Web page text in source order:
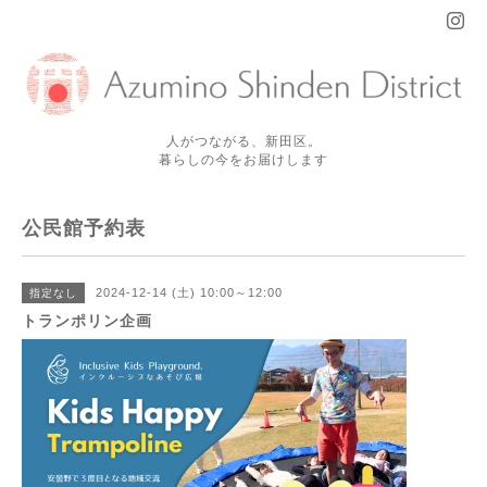
人がつながる、新田区。
暮らしの今をお届けします
公民館予約表
指定なし 2024-12-14 (土) 10:00～12:00
トランポリン企画